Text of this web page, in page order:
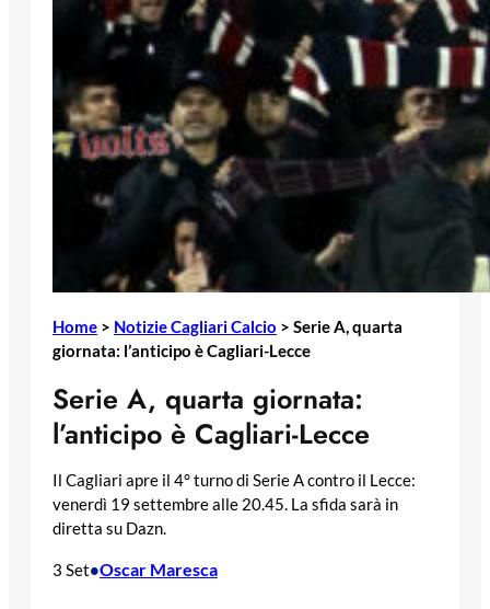
Home > Notizie Cagliari Calcio > Serie A, quarta
giornata: l’anticipo è Cagliari-Lecce
Serie A, quarta giornata:
l’anticipo è Cagliari-Lecce
Il Cagliari apre il 4° turno di Serie A contro il Lecce:
venerdì 19 settembre alle 20.45. La sfida sarà in
diretta su Dazn.
3 Set•Oscar Maresca